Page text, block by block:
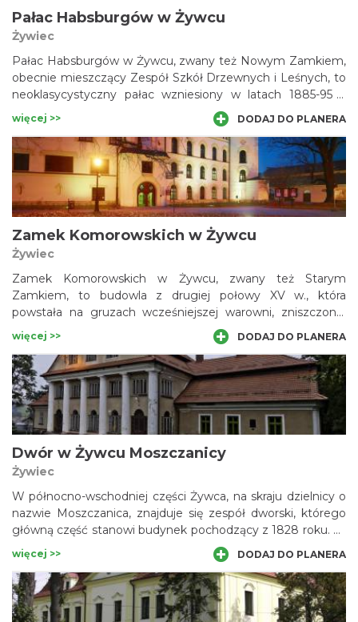
Pałac Habsburgów w Żywcu
Żywiec
Pałac Habsburgów w Żywcu, zwany też Nowym Zamkiem,
obecnie mieszczący Zespół Szkół Drzewnych i Leśnych, to
neoklasycystyczny pałac wzniesiony w latach 1885-95 z
inicjatywy arcyksięcia Albrechta Fryderyka Rudolfa
Habsburga. Jego syn, Karol Stefan, który zdecydował się
zamieszkać tutaj na stałe, dał początek żywieckiej linii
Habsburgów. Żywieccy Habsburgowie zapisali się bardzo
pozytywnie w dziejach Polski - także walcząc pod biało-
czerwoną flagą.
więcej >> DODAJ DO PLANERA
Zamek Komorowskich w Żywcu
Żywiec
Zamek Komorowskich w Żywcu, zwany też Starym
Zamkiem, to budowla z drugiej połowy XV w., która
powstała na gruzach wcześniejszej warowni, zniszczonej
podczas ekspedycji wojsk króla Kazimierza Jagiellończyka.
Rozbudowywany kilkakrotnie obiekt zachował do naszych
czasów m.in. renesansowy, arkadowy dziedziniec. Obecnie
w pomieszczeniach Starego Zamku mieści się Muzeum
Miejskie w Żywcu. Znajduje się tu m.in. ekspozycja
etnograficzna stanowiąca uzupełnienie Szlaku Architektury
Drewnianej.
więcej >> DODAJ DO PLANERA
Dwór w Żywcu Moszczanicy
Żywiec
W północno-wschodniej części Żywca, na skraju dzielnicy o
nazwie Moszczanica, znajduje się zespół dworski, którego
główną część stanowi budynek pochodzący z 1828 roku. W
1934, na kilka miesięcy przed śmiercią, w tutejszym dworze
gościł marszałek Józef Piłsudski. W ostatnich latach
pojawiało się wiele pomysłów rewitalizacji obiektu, który po
latach PRL i kilku zmianach przeznaczenia, znajdował się w
nienajlepszym stanie.
więcej >> DODAJ DO PLANERA